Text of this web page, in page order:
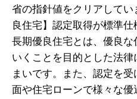
省の指針値をクリアして
良住宅】認定取得が標準仕
長期優良住宅とは、優良
いくことを目的とした法
まいです。また、認定を
面や住宅ローンで様々な優